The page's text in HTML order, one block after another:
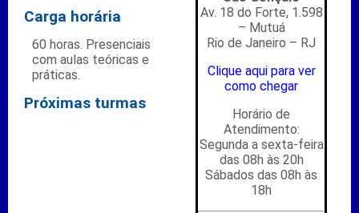
Carga horária
60 horas. Presenciais
com aulas teóricas e
práticas.
Próximas turmas
Av. 18 do Forte, 1.598
– Mutuá
Rio de Janeiro – RJ
Clique aqui para ver
como chegar
Horário de
Atendimento:
Segunda a sexta-feira
das 08h às 20h
Sábados das 08h às
18h